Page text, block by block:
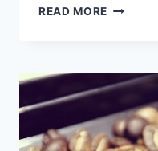
READ MORE [COFFEE]
운
커
원
두